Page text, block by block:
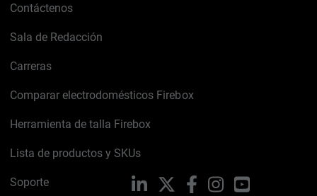
Contáctenos
Sala de Redacción
Carreras
Comparar electrodomésticos Firebox
Herramienta de talla Firebox
Lista de productos y SKUs
Soporte LinkedIn FacebookInstagramYouTube